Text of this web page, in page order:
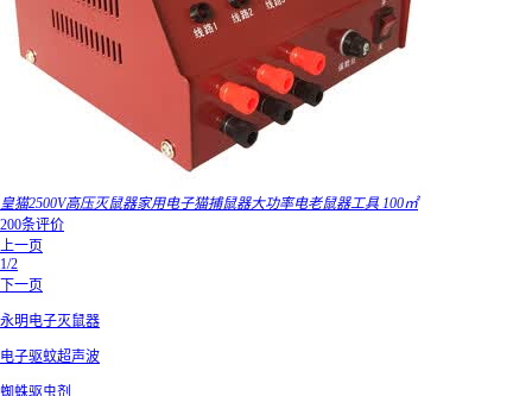
皇猫2500V高压灭鼠器家用电子猫捕鼠器大功率电老鼠器工具 100㎡
200条评价
上一页
1/2
下一页
永明电子灭鼠器
电子驱蚊超声波
蜘蛛驱虫剂